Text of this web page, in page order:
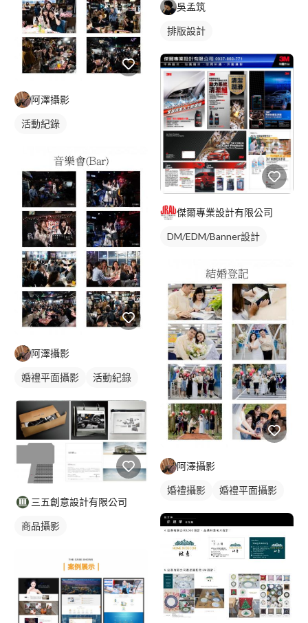
阿澤攝影
活動紀錄
阿澤攝影
婚禮平面攝影 活動紀錄
三五創意設計有限公司
商品攝影
吳孟筑
排版設計
傑爾專業設計有限公司
DM/EDM/Banner設計
阿澤攝影
婚禮攝影 婚禮平面攝影